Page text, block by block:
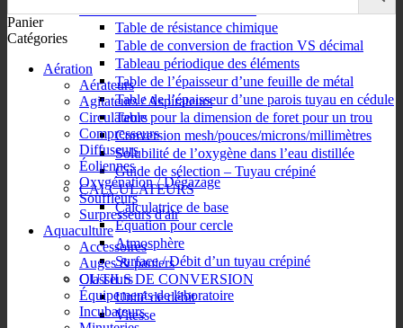
TABLES DE CONVERSION
Table de résistance chimique
Table de conversion de fraction VS décimal
Tableau périodique des éléments
Table de l’épaisseur d’une feuille de métal
Table de l’épaisseur d’une parois tuyau en cédule
Table pour la dimension de foret pour un trou
Conversion mesh/pouces/microns/millimètres
Solubilité de l’oxygène dans l’eau distillée
Guide de sélection – Tuyau crépiné
CALCULATEURS
Calculatrice de base
Équation pour cercle
Atmosphère
Surface / Débit d’un tuyau crépiné
OUTILS DE CONVERSION
Unité de débit
Vitesse
Panier
Catégories
Aération
Aérateurs
Agitateurs / Aspirateurs
Circulateurs
Compresseurs
Diffuseurs
Éoliennes
Oxygénation / Dégazage
Souffleurs
Surpresseurs d'air
Aquaculture
Accessoires
Auges & paniers
Classeurs
Équipements de laboratoire
Incubateurs